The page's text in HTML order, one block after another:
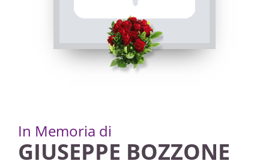
In Memoria di
GIUSEPPE BOZZONE
INVIA CONDOGLIANZE